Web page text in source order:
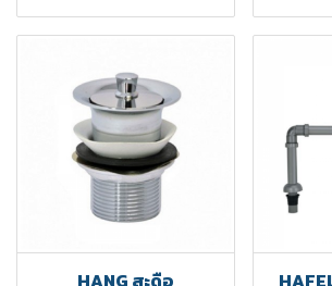
HANG สะดือ